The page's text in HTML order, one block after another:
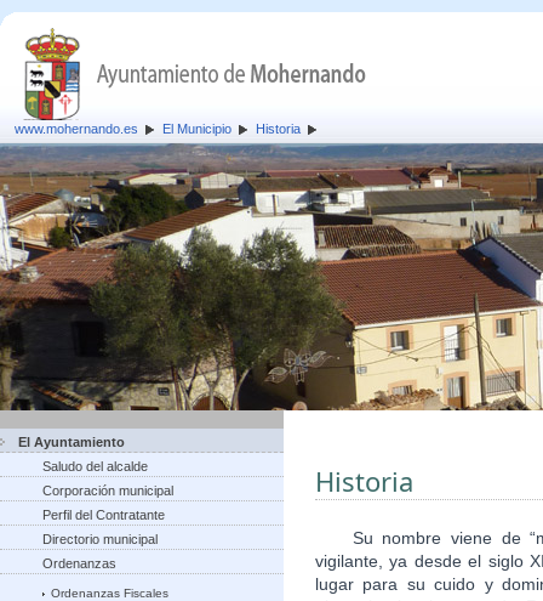
www.mohernando.es El Municipio Historia
El Ayuntamiento
Saludo del alcalde
Corporación municipal
Perfil del Contratante
Directorio municipal
Ordenanzas
Ordenanzas Fiscales
Historia
Su nombre viene de
vigilante, ya desde el siglo
lugar para su cuido y